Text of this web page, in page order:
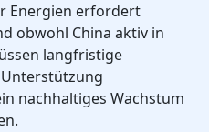
Energien erfordert
obwohl China aktiv in
langfristige
nachhaltiges Wachstum